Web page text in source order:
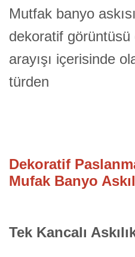
Mutfak banyo
dekoratif görüntüsü
arayışı içerisinde
türden
Dekoratif
Mufak Banyo
Tek Kancalı